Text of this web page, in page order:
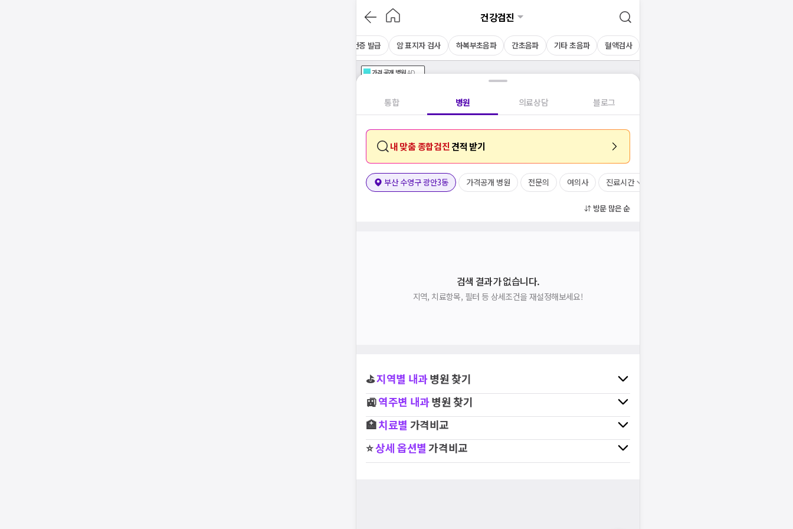
건강검진
보건증 발급 암 표지자 검사 하복부초음파 간초음파 기타 초음파 혈액검사
가격공개 병원AD
통합 병원 의료상담 블로그
내 맞춤 종합검진 견적 받기
부산 수영구 광안3동 가격공개 병원 전문의 여의사 진료시간
방문 많은 순
검색 결과가 없습니다.
지역, 치료항목, 필터 등 상세조건을 재설정해보세요!
⛳지역별 내과병원 찾기
🚉역주변 내과병원 찾기
🏥치료별 가격비교
⭐상세 옵션별가격비교